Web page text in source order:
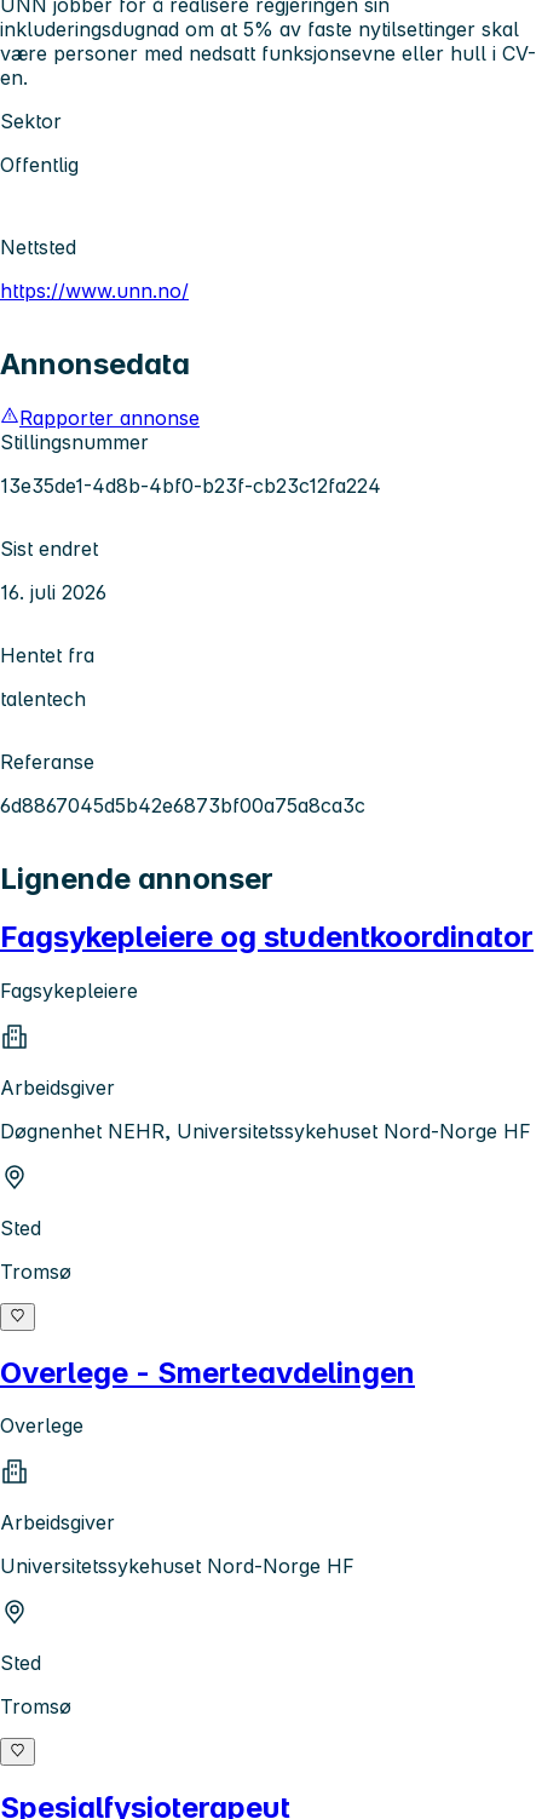
inkluderingsdugnad om at 5% av faste nytilsettinger skal
være personer med nedsatt funksjonsevne eller hull i CV-
en.
Sektor
Offentlig
Nettsted
https://www.unn.no/
Annonsedata
Rapporter annonse
Stillingsnummer
13e35de1-4d8b-4bf0-b23f-cb23c12fa224
Sist endret
16. juli 2026
Hentet fra
talentech
Referanse
6d8867045d5b42e6873bf00a75a8ca3c
Lignende annonser
Fagsykepleiere og studentkoordinator
Fagsykepleiere
Arbeidsgiver
Døgnenhet NEHR, Universitetssykehuset Nord-Norge HF
Sted
Tromsø
Overlege - Smerteavdelingen
Overlege
Arbeidsgiver
Universitetssykehuset Nord-Norge HF
Sted
Tromsø
Spesialfysioterapeut